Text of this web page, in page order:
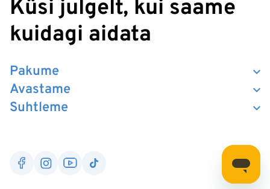
Küsi julgelt, kui saame
kuidagi aidata
Suhtleme
Pakume
Avastame